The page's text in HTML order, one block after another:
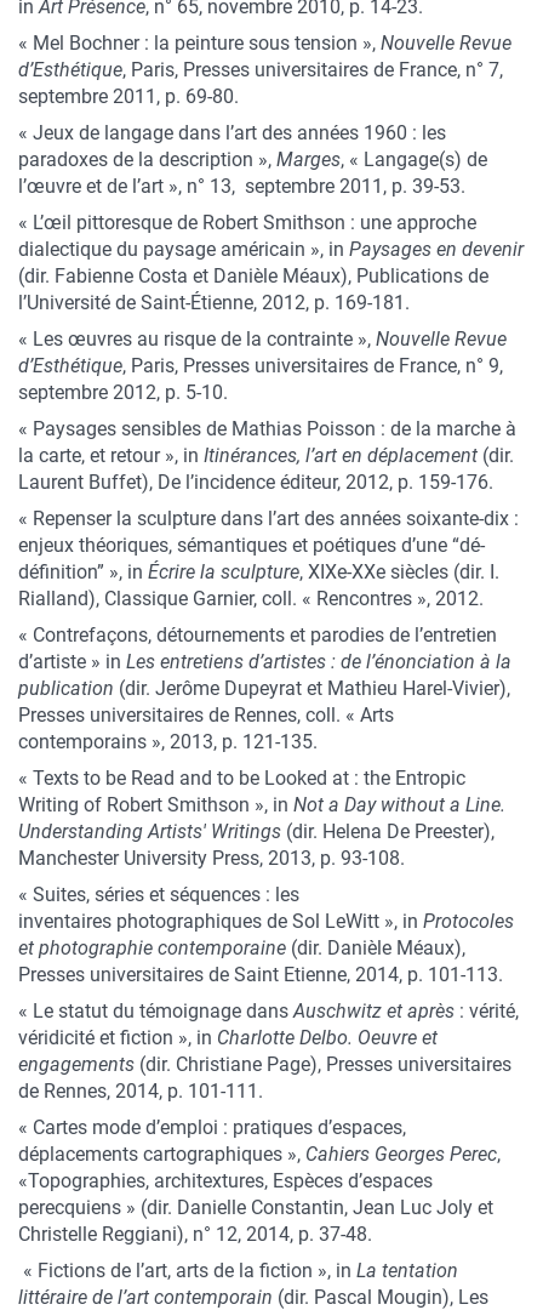
inArt Présence, n° 65, novembre 2010, p. 14-23.
« Mel Bochner : la peinture sous tension », Nouvelle Revue
d’Esthétique, Paris, Presses universitaires de France, n° 7,
septembre 2011, p. 69-80.
« Jeux de langage dans l’art des années 1960 : les
paradoxes de la description », Marges, « Langage(s) de
l’œuvre et de l’art », n° 13, septembre 2011, p. 39-53.
« L’œil pittoresque de Robert Smithson : une approche
dialectique du paysage américain », in Paysages en devenir
(dir. Fabienne Costa et Danièle Méaux), Publications de
l’Université de Saint-Étienne, 2012, p. 169-181.
« Les œuvres au risque de la contrainte », Nouvelle Revue
d’Esthétique, Paris, Presses universitaires de France, n° 9,
septembre 2012, p. 5-10.
« Paysages sensibles de Mathias Poisson : de la marche à
la carte, et retour », in Itinérances, l’art en déplacement (dir.
Laurent Buffet), De l’incidence éditeur, 2012, p. 159-176.
« Repenser la sculpture dans l’art des années soixante-dix :
enjeux théoriques, sémantiques et poétiques d’une “dé-
définition” », in Écrire la sculpture, XIXe-XXe siècles (dir. I.
Rialland), Classique Garnier, coll. « Rencontres », 2012.
« Contrefaçons, détournements et parodies de l’entretien
d’artiste » in Les entretiens d’artistes : de l’énonciation à la
publication (dir. Jerôme Dupeyrat et Mathieu Harel-Vivier),
Presses universitaires de Rennes, coll. « Arts
contemporains », 2013, p. 121-135.
« Texts to be Read and to be Looked at : the Entropic
Writing of Robert Smithson », in Not a Day without a Line.
Understanding Artists' Writings (dir. Helena De Preester),
Manchester University Press, 2013, p. 93-108.
« Suites, séries et séquences : les
inventaires photographiques de Sol LeWitt », in Protocoles
et photographie contemporaine (dir. Danièle Méaux),
Presses universitaires de Saint Etienne, 2014, p. 101-113.
« Le statut du témoignage dansAuschwitz et après : vérité,
véridicité et fiction », in Charlotte Delbo. Oeuvre et
engagements (dir. Christiane Page), Presses universitaires
de Rennes, 2014, p. 101-111.
« Cartes mode d’emploi : pratiques d’espaces,
déplacements cartographiques », Cahiers Georges Perec,
«Topographies, architextures, Espèces d’espaces
perecquiens » (dir. Danielle Constantin, Jean Luc Joly et
Christelle Reggiani), n° 12, 2014, p. 37-48.
« Fictions de l’art, arts de la fiction », in La tentation
littéraire de l’art contemporain (dir. Pascal Mougin), Les